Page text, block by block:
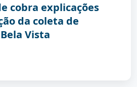
cobra explicações
da coleta de
Vista